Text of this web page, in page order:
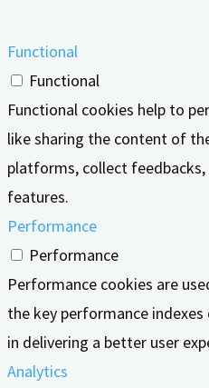
Functional
Functional
Functional cookies help to
like sharing the content of
platforms, collect
features.
Performance
Performance
Performance cookies are
the key performance
in delivering a better user
Analytics